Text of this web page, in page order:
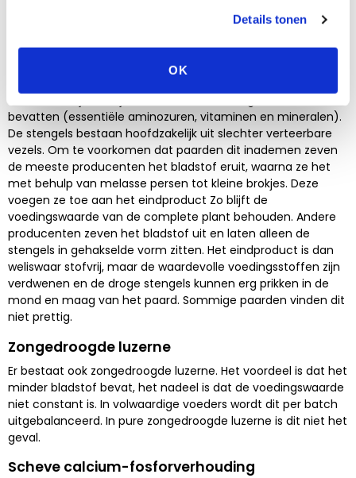
Details tonen
OK
In Nederland wordt de meeste luzerne kunstmatig gedroogd,
waarbij je stof in het eindproduct ziet. De meeste mensen
bevatten (essentiële aminozuren, vitaminen en mineralen).
De stengels bestaan hoofdzakelijk uit slechter verteerbare
vezels. Om te voorkomen dat paarden dit inademen zeven
de meeste producenten het bladstof eruit, waarna ze het
met behulp van melasse persen tot kleine brokjes. Deze
voegen ze toe aan het eindproduct Zo blijft de
voedingswaarde van de complete plant behouden. Andere
producenten zeven het bladstof uit en laten alleen de
stengels in gehakselde vorm zitten. Het eindproduct is dan
weliswaar stofvrij, maar de waardevolle voedingsstoffen zijn
verdwenen en de droge stengels kunnen erg prikken in de
mond en maag van het paard. Sommige paarden vinden dit
niet prettig.
Zongedroogde luzerne
Er bestaat ook zongedroogde luzerne. Het voordeel is dat het
minder bladstof bevat, het nadeel is dat de voedingswaarde
niet constant is. In volwaardige voeders wordt dit per batch
uitgebalanceerd. In pure zongedroogde luzerne is dit niet het
geval.
Scheve calcium-fosforverhouding